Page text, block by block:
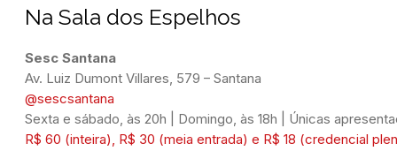
Na Sala dos Espelhos
Av. Luiz Dumont Villares, 579 – Santana
@sescsantana
Sexta e sábado, às 20h | Domingo, às 18h | Únicas
R$ 60 (inteira), R$ 30 (meia entrada) e R$ 18 (credencial